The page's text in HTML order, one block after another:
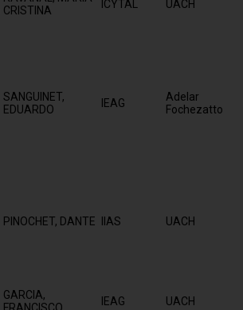
CRISTINA
ICYTAL UACH
SANGUINET,
EDUARDO
IEAG
Adelar
Fochezatto
PINOCHET, DANTE IIAS UACH
GARCIA,
IEAG UACH